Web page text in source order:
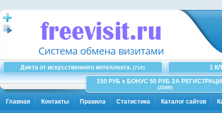
Диета от искусственного интеллекта. (710)
1
150 РУБ x БОНУС 50 РУБ ЗА
(2589)
Главная Контакты Правила Статистика Каталог сайтов